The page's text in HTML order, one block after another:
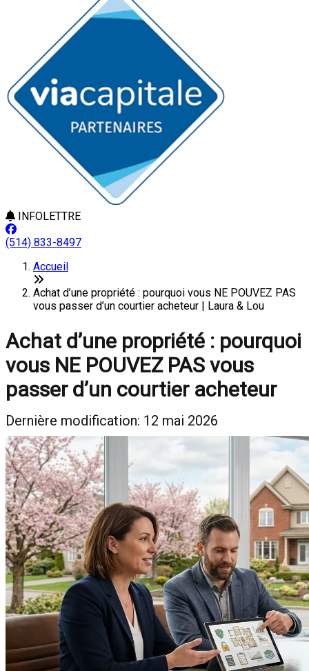
INFOLETTRE
(514) 833-8497
Accueil
Achat d’une propriété : pourquoi vous NE POUVEZ PAS
vous passer d’un courtier acheteur | Laura & Lou
Achat d’une propriété : pourquoi
vous NE POUVEZ PAS vous
passer d’un courtier acheteur
Dernière modification: 12 mai 2026